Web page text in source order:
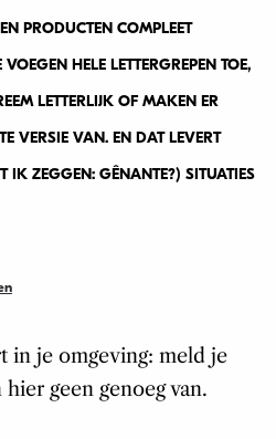
PRODUCTEN COMPLEET
HELE LETTERGREPEN TOE,
LETTERLIJK OF MAKEN ER
VERSIE VAN. EN DAT LEVERT
IK ZEGGEN: GÊNANTE?) SITUATIES
in je omgeving: meld je
geen genoeg van.